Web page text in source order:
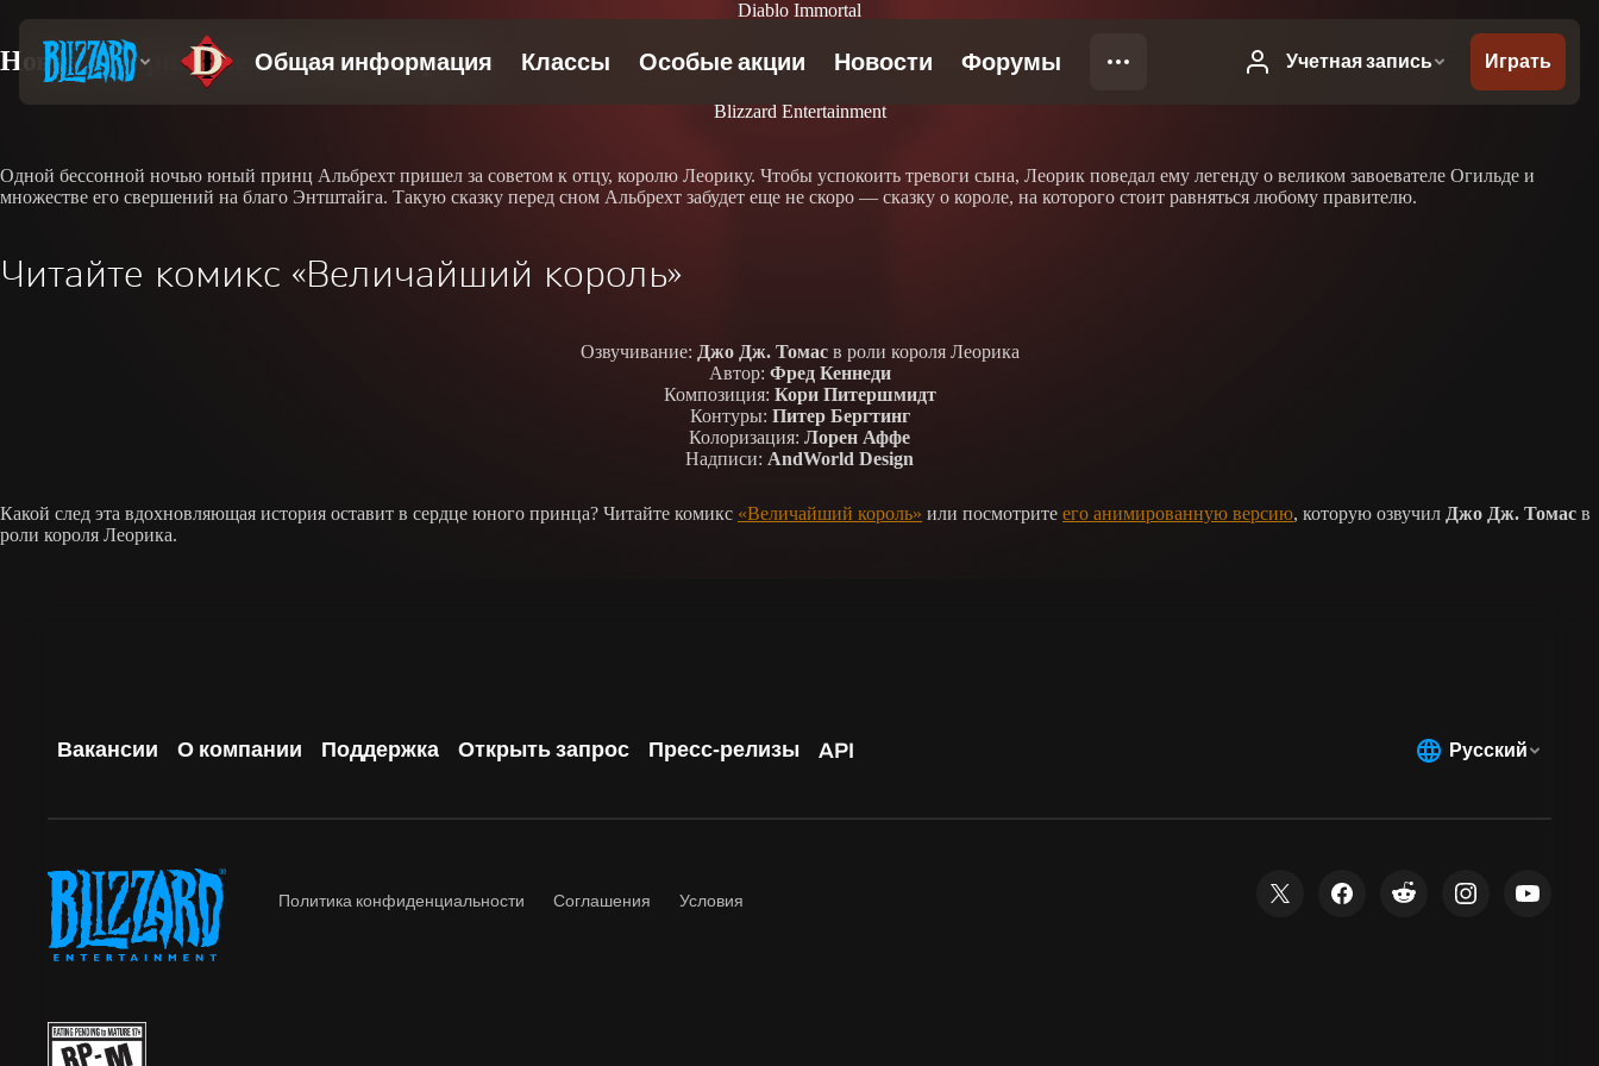
Diablo Immortal
Новая история «Величайший король»
Blizzard Entertainment
Одной бессонной ночью юный принц Альбрехт пришел за советом к отцу, королю Леорику. Чтобы успокоить тревоги сына, Леорик поведал ему легенду о великом завоевателе Огильде и
множестве его свершений на благо Энтштайга. Такую сказку перед сном Альбрехт забудет еще не скоро — сказку о короле, на которого стоит равняться любому правителю.
Читайте комикс «Величайший король»
Озвучивание: Джо Дж. Томасв роли короля Леорика
Автор: Фред Кеннеди
Композиция: Кори Питершмидт
Контуры: Питер Бергтинг
Колоризация: Лорен Аффе
Надписи: AndWorld Design
Какой след эта вдохновляющая история оставит в сердце юного принца? Читайте комикс «Величайший король» или посмотрите его анимированную версию, которую озвучил Джо Дж. Томас в
роли короля Леорика.